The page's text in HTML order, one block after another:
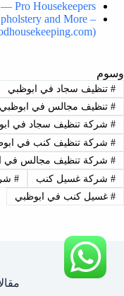
Pro Housekeepers
and More –
وسوم
#تنظيف سجاد في ابوظبي
#تنظيف مجالس في ابوظبي
#شركة تنظيف سجاد في
#شركة تنظيف كنب في
#شركة تنظيف مجالس في
#شركة غسيل كنب #
#غسيل كنب في ابوظبي